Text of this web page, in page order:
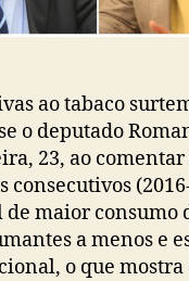
ao tabaco
o deputado
23, ao
consecutivos
de maior consumo
a menos e
o que mostra